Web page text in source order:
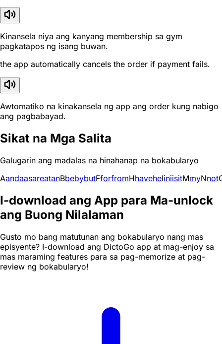
Kinansela niya ang kanyang membership sa gym
pagkatapos ng isang buwan.
the app automatically cancels the order if payment fails.
Awtomatiko na kinakansela ng app ang order kung nabigo
ang pagbabayad.
Sikat na Mga Salita
Galugarin ang madalas na hinahanap na bokabularyo
AandaasareatanBbebybutFforfromHhaveheIiniisitMmyNnot
I-download ang App para Ma-unlock
ang Buong Nilalaman
Gusto mo bang matutunan ang bokabularyo nang mas
episyente? I-download ang DictoGo app at mag-enjoy sa
mas maraming features para sa pag-memorize at pag-
review ng bokabularyo!